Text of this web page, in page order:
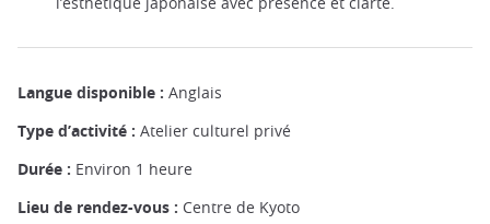
Langue disponible : Anglais
Type d’activité : Atelier culturel privé
Durée : Environ 1 heure
Lieu de rendez-vous : Centre de Kyoto